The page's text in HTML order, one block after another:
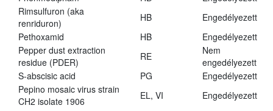
Rimsulfuron (aka
renriduron)
HB
Engedélyezett
Pethoxamid
HB
Engedélyezett
Pepper dust extraction
residue (PDER)
RE
Nem
engedélyezett
S-abscisic acid
PG
Engedélyezett
Pepino mosaic virus strain
CH2 isolate 1906
EL, VI
Engedélyezett